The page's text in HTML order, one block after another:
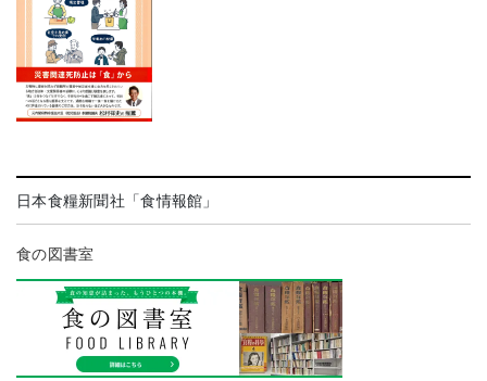
日本食糧新聞社「食情報館」
食の図書室